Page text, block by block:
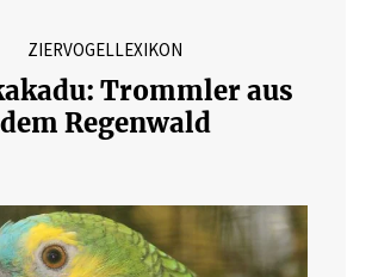
ZIERVOGELLEXIKON
Trommler aus
dem Regenwald